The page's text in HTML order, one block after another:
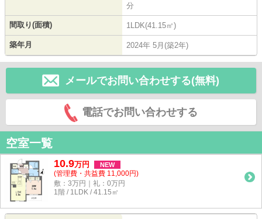
分
間取り(面積) 1LDK(41.15㎡)
築年月 2024年 5月(築2年)
メールでお問い合わせする(無料)
電話でお問い合わせする
空室一覧
10.9万円 NEW
(管理費・共益費 11,000円)
敷：3万円｜礼：0万円
1階 / 1LDK / 41.15㎡